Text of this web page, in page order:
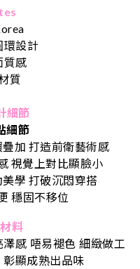
環設計
質感
質
細節
細節
疊加 打造前衛藝術感
視覺上對比顯臉小
美學 打破沉悶穿搭
穩固不移位
料
澤感 唔易褪色 細緻做工
彰顯成熟出品味